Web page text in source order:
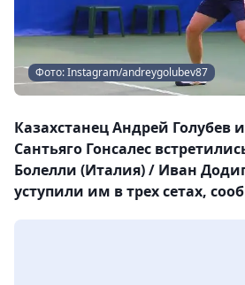
Фото: Instagram/andreygolubev87
Казахстанец Андрей Голубев
Сантьяго Гонсалес
Болелли (Италия) / Иван
уступили им в трех сетах,